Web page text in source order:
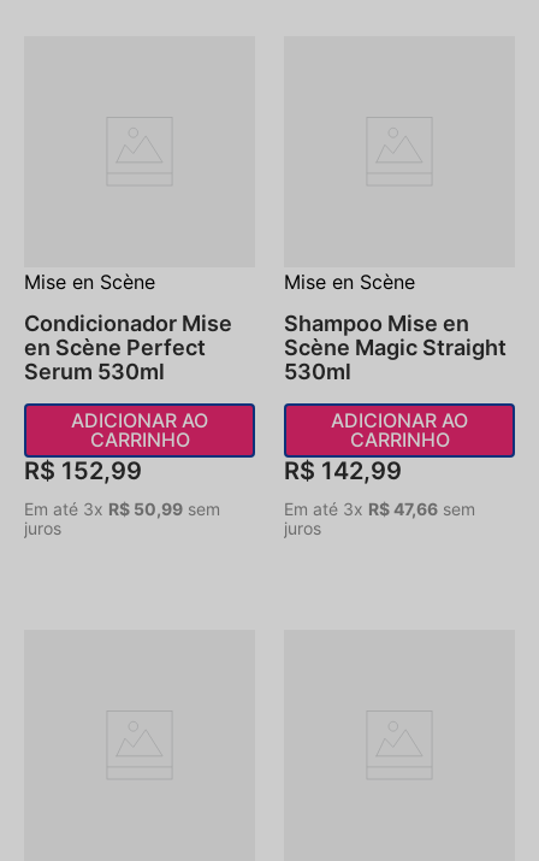
Mise en Scène
Condicionador Mise
en Scène Perfect
Serum 530ml
ADICIONAR AO
CARRINHO
R$ 152,99
Em até 3x R$ 50,99 sem
juros
Mise en Scène
Shampoo Mise en
Scène Magic Straight
530ml
ADICIONAR AO
CARRINHO
R$ 142,99
Em até 3x R$47,66 sem
juros